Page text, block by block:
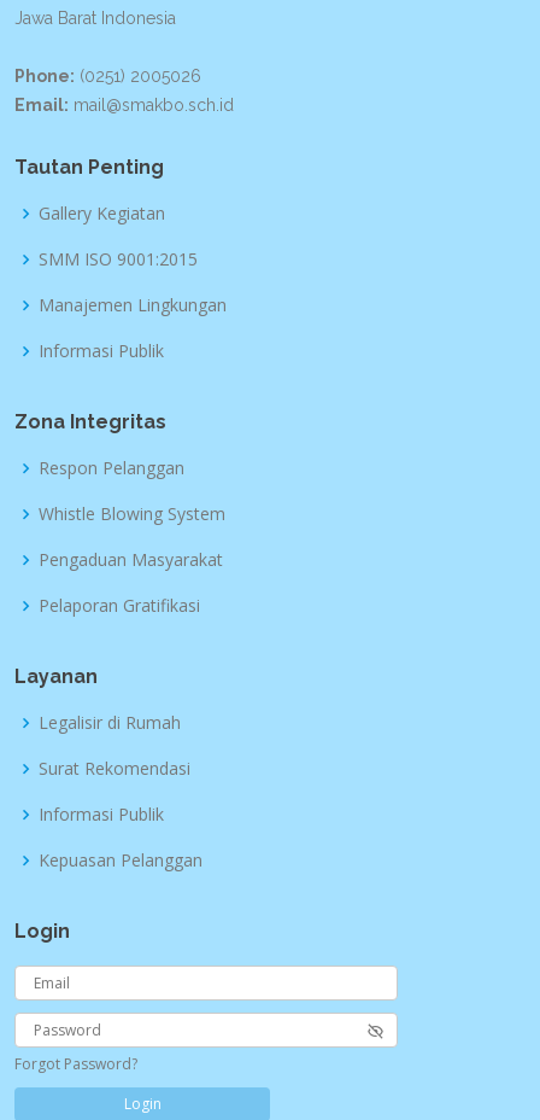
Jawa Barat Indonesia
Phone: (0251) 2005026
Email: mail@smakbo.sch.id
Tautan Penting
Gallery Kegiatan
SMM ISO 9001:2015
Manajemen Lingkungan
Informasi Publik
Zona Integritas
Respon Pelanggan
Whistle Blowing System
Pengaduan Masyarakat
Pelaporan Gratifikasi
Layanan
Legalisir di Rumah
Surat Rekomendasi
Informasi Publik
Kepuasan Pelanggan
Login
Forgot Password?
Login